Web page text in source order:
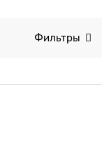
Фильтры